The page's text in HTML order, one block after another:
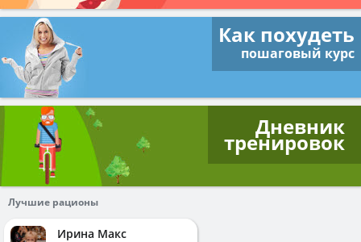
Как похудеть
пошаговый курс
Дневник
тренировок
Лучшие рационы
Ирина Макс